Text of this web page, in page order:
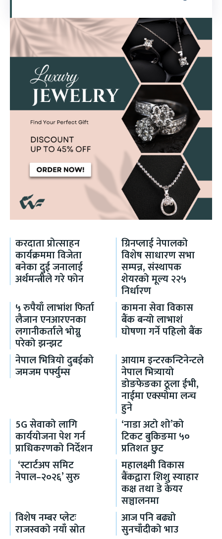
करदाता प्रोत्साहन
कार्यक्रममा विजेता
बनेका दुई जनालाई
अर्थमन्त्रीले गरे फोन
ग्रिनप्लाई नेपालको
विशेष साधारण सभा
सम्पन्न, संस्थापक
शेयरको मूल्य २२५
निर्धारण
५ रुपैयाँ लाभांश फिर्ता
लैजान एनआरएनका
लगानीकर्ताले भोग्नु
परेको झन्झट
कामना सेवा विकास
बैंक बन्यो लाभाशं
घोषणा गर्ने पहिलो बैंक
नेपाल भित्रियो दुबईको
जमजम पर्फ्युम्स
आयाम इन्टरकन्टिनेन्टले
नेपाल भित्र्यायो
डोङफेङका ठूला ईभी,
नाईमा एक्स्पोमा लन्च
हुने
5G सेवाको लागि
कार्ययोजना पेश गर्न
प्राधिकरणको निर्देशन
‘नाडा अटो शो’को
टिकट बुकिङमा ५०
प्रतिशत छुट
‘स्टार्टअप समिट
नेपाल–२०२६’ सुरु
महालक्ष्मी विकास
बैंकद्वारा शिशु स्याहार
कक्ष तथा डे केयर
सञ्चालनमा
विशेष नम्बर प्लेटः
राजस्वको नयाँ स्रोत
आज पनि बढ्यो
सुनचाँदीको भाउ